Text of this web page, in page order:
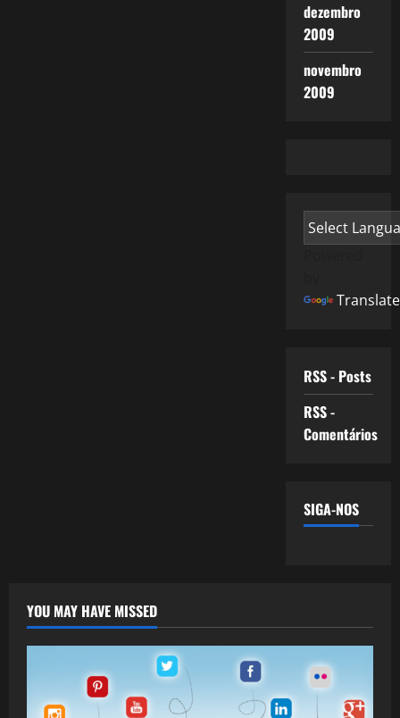
dezembro
2009
novembro
2009
Translate
RSS - Posts
RSS -
Comentários
SIGA-NOS
YOU MAY HAVE MISSED